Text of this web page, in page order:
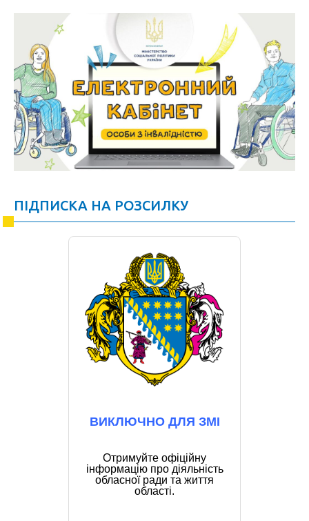
ПІДПИСКА НА РОЗСИЛКУ
ВИКЛЮЧНО ДЛЯ ЗМІ
Отримуйте офіційну
інформацію про діяльність
обласної ради та життя
області.